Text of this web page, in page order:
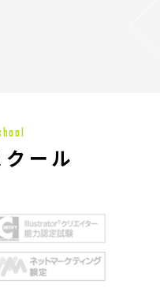
ール